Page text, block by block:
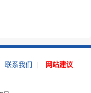
联系我们 网站建议